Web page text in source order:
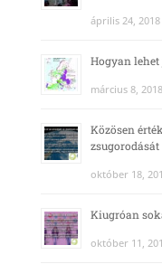
április 24, 2018
Hogyan
március 8, 2018
Közösen
zsugorodását
október 18,
Kiugróan
október 11,